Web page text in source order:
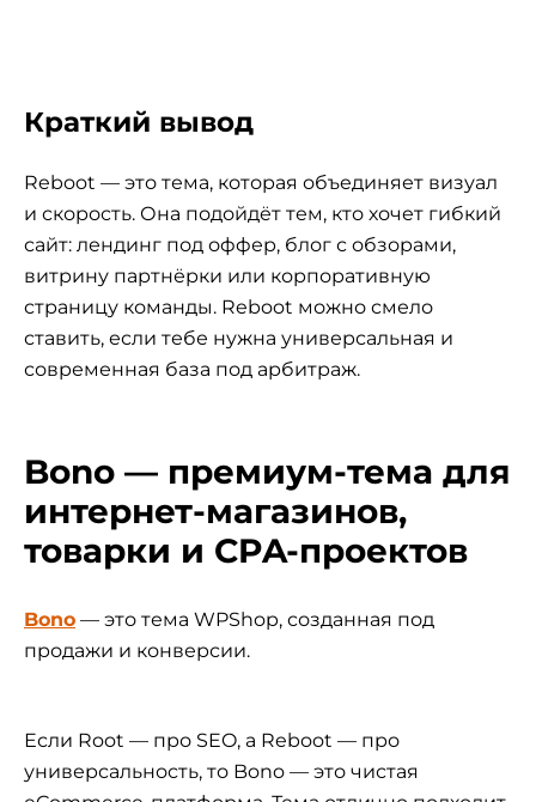
Краткий вывод
Reboot — это тема, которая объединяет визуал
и скорость. Она подойдёт тем, кто хочет гибкий
сайт: лендинг под оффер, блог с обзорами,
витрину партнёрки или корпоративную
страницу команды. Reboot можно смело
ставить, если тебе нужна универсальная и
современная база под арбитраж.
Bono — премиум-тема для
интернет-магазинов,
товарки и CPA-проектов
Bono — это тема WPShop, созданная под
продажи и конверсии.
Если Root — про SEO, а Reboot — про
универсальность, то Bono — это чистая